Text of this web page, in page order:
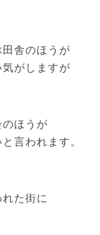
舎のほうが
がしますが
ほうが
言われます。
た街に